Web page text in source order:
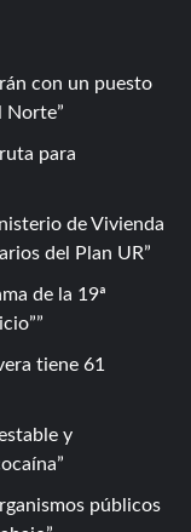
con un puesto
Norte
para
de Vivienda
del Plan UR
de la 19ª
tiene 61
y
públicos